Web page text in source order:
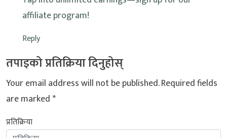
affiliate program!
Reply
तपाइको प्रतिक्रिया दिनुहोस्
Your email address will not be published.Required fields
are marked*
प्रतिक्रिया